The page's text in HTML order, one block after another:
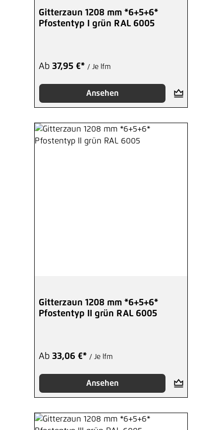
Durchschnittliche Bewertung von 5 von 5
Gitterzaun 1208 mm *6+5+6*
Pfostentyp I grün RAL 6005
Ab 37,95 €* / Je lfm
Ansehen
Gitterzaun 1208 mm *6+5+6*
Pfostentyp II grün RAL 6005
Ab 33,06 €* / Je lfm
Ansehen